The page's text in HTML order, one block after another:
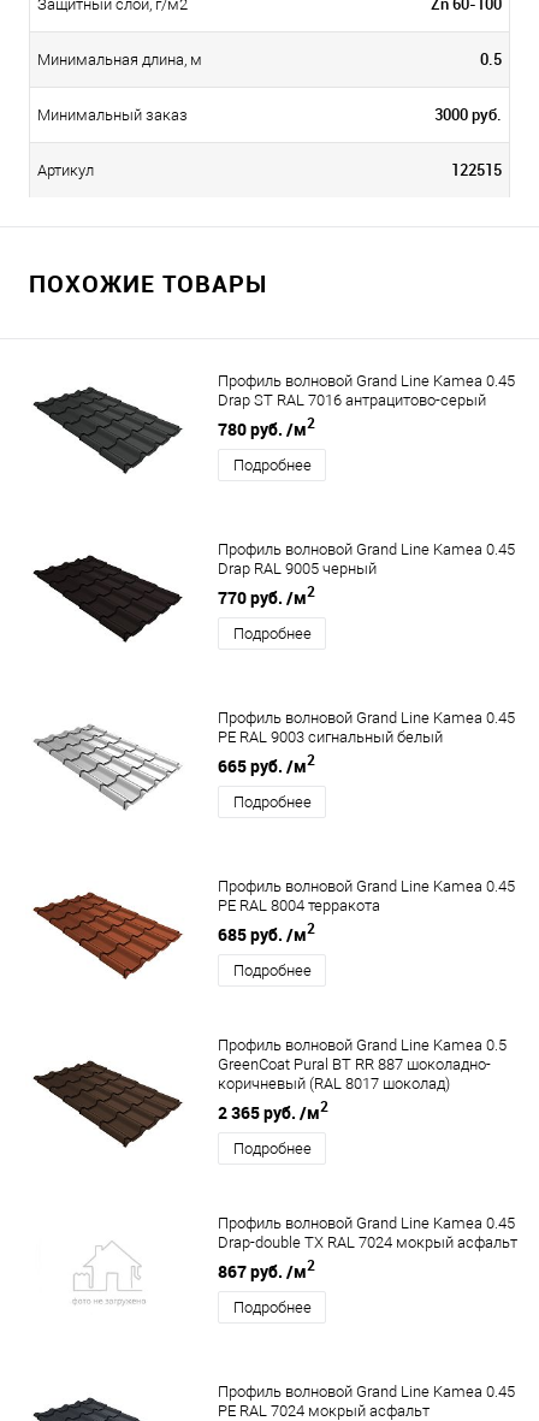
Защитный слой, г/м2
Минимальная длина, м 0.5
Минимальный заказ 3000 руб.
Артикул 122515
ПОХОЖИЕ ТОВАРЫ
Профиль волновой Grand Line Kamea 0.45
Drap ST RAL 7016 антрацитово-серый
780 руб. /м2
Подробнее
Профиль волновой Grand Line Kamea 0.45
Drap RAL 9005 черный
770 руб. /м2
Подробнее
Профиль волновой Grand Line Kamea 0.45
PE RAL 9003 сигнальный белый
665 руб. /м2
Подробнее
Профиль волновой Grand Line Kamea 0.45
PE RAL 8004 терракота
685 руб. /м2
Подробнее
Профиль волновой Grand Line Kamea 0.5
GreenCoat Pural BT RR 887 шоколадно-
коричневый (RAL 8017 шоколад)
2 365 руб. /м2
Подробнее
Профиль волновой Grand Line Kamea 0.45
Drap-double TX RAL 7024 мокрый асфальт
867 руб. /м2
Подробнее
Профиль волновой Grand Line Kamea 0.45
PE RAL 7024 мокрый асфальт